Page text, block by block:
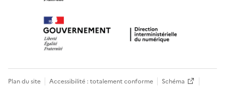
Plan du site Accessibilité : totalement conforme
Schéma